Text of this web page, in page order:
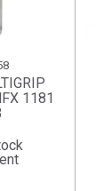
1181